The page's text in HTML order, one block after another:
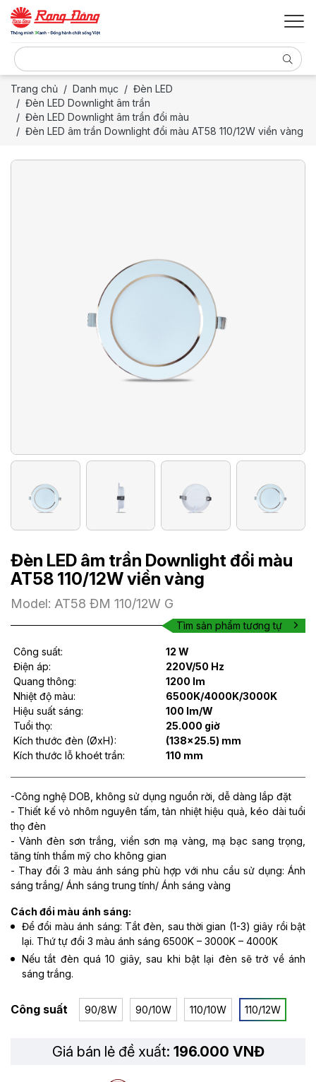
Trang chủ Danh mục
Đèn LED
Đèn LED Downlight âm trần
Đèn LED Downlight âm trần đổi màu
Đèn LED âm trần Downlight đổi màu AT58 110/12W viền vàng
Đèn LED âm trần Downlight đổi màu
AT58 110/12W viền vàng
Model: AT58 ĐM 110/12W G
Tìm sản phẩm tương tự
Công suất:
12 W
Điện áp:
220V/50 Hz
Quang thông:
1200 lm
Nhiệt độ màu:
6500K/4000K/3000K
Hiệu suất sáng:
100 lm/W
Tuổi thọ:
25.000 giờ
Kích thước đèn (ØxH):
(138x25.5) mm
Kích thước lỗ khoét trần:
110 mm
-Công nghệ DOB, không sử dụng nguồn rời, dễ dàng lắp đặt
- Thiết kế vỏ nhôm nguyên tấm, tản nhiệt hiệu quả, kéo dài tuổi
thọ đèn
- Vành đèn sơn trắng, viền sơn mạ vàng, mạ bạc sang trọng,
tăng tính thẩm mỹ cho không gian
- Thay đổi 3 màu ánh sáng phù hợp với nhu cầu sử dụng: Ánh
sáng trắng/ Ánh sáng trung tính/ Ánh sáng vàng
Cách đổi màu ánh sáng:
Để đổi màu ánh sáng: Tắt đèn, sau thời gian (1-3) giây rồi bật
lại. Thứ tự đổi 3 màu ánh sáng 6500K – 3000K – 4000K
Nếu tắt đèn quá 10 giây, sau khi bật lại đèn sẽ trở về ánh
sáng trắng.
Công suất 90/8W 90/10W 110/10W 110/12W
Giá bán lẻ đề xuất: 196.000 VNĐ